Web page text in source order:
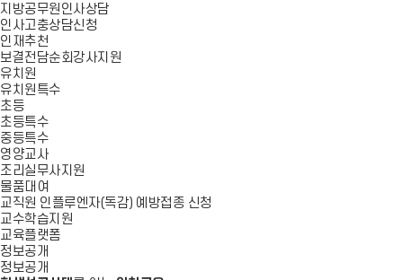
지방공무원인사상담
인사고충상담신청
인재추천
보결전담순회강사지원
유치원
유치원특수
초등
초등특수
중등특수
영양교사
조리실무사지원
물품대여
교직원 인플루엔자(독감) 예방접종 신청
교수학습지원
교육플랫폼
정보공개
정보공개